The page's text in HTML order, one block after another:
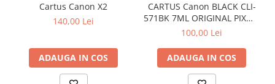
Cartus Canon X2
140,00 Lei
ADAUGA IN COS
CARTUS Canon BLACK CLI-
571BK 7ML ORIGINAL PIXMA
MG6850
100,00 Lei
ADAUGA IN COS